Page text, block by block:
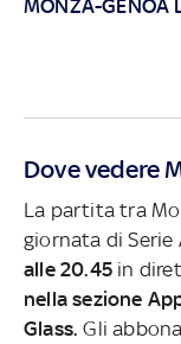
MONZA-GENOA
Dove vedere
La partita tra
giornata di Serie
alle 20.45 in
nella sezione
Glass. Gli